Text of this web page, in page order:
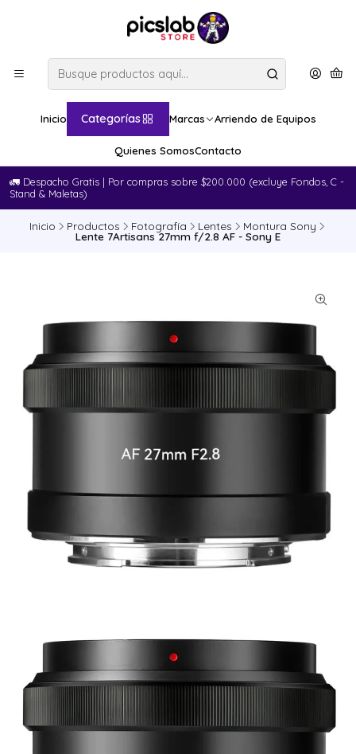
Inicio Categorías Marcas Arriendo de Equipos
Quienes SomosContacto
🚛​ Despacho Gratis | Por compras sobre $200.000 (excluye Fondos, C -
Stand & Maletas)
Inicio Productos Fotografía Lentes Montura Sony
Lente 7Artisans 27mm f/2.8 AF - Sony E